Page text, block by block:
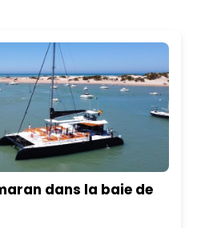
dans la baie de